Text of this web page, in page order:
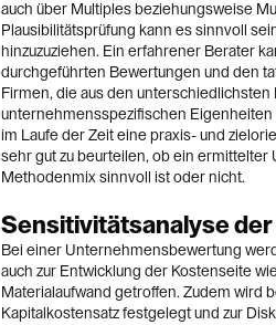
auch über Multiples beziehungsweise
Plausibilitätsprüfung kann es sinnvoll
hinzuzuziehen. Ein erfahrener Berater
durchgeführten Bewertungen und den
Firmen, die aus den
unternehmensspezifischen
im Laufe der Zeit eine praxis- und
sehr gut zu beurteilen, ob ein
Methodenmix sinnvoll ist oder nicht.
Sensitivitätsanalyse
Bei einer Unternehmensbewertung
auch zur Entwicklung der Kostenseite
Materialaufwand getroffen. Zudem
Kapitalkostensatz festgelegt und zur